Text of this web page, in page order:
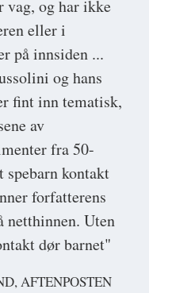
vag, og har ikke
eller i
på innsiden ...
og hans
fint inn tematisk,
av
fra 50-
spebarn kontakt
forfatterens
netthinnen. Uten
dør barnet"
AFTENPOSTEN